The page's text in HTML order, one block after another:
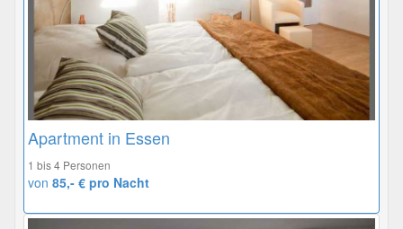
Apartment in Essen
1 bis 4 Personen
von 85,- € pro Nacht